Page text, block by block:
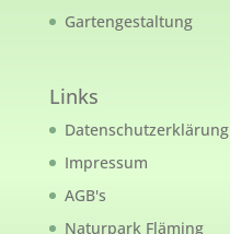
Gartengestaltung
Links
Datenschutzerklärung
Impressum
AGB's
Naturpark Fläming